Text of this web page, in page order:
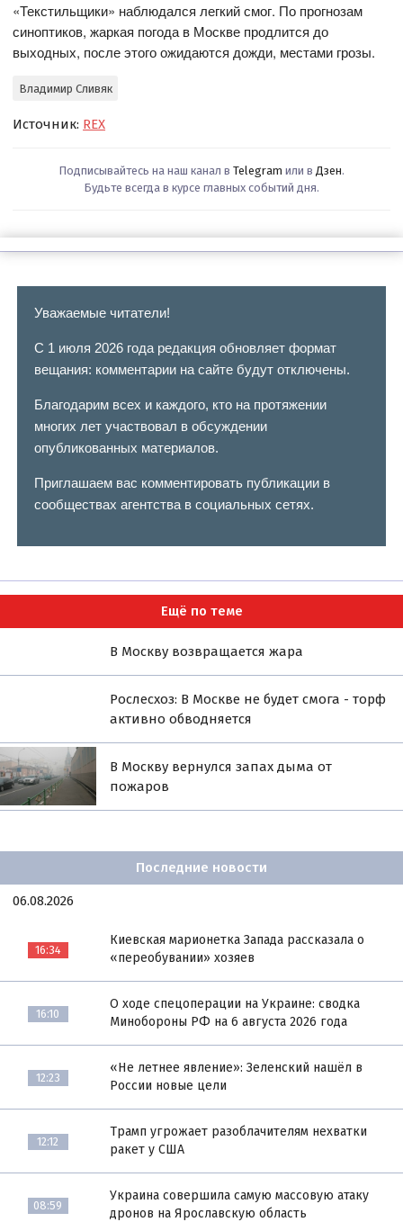
«Текстильщики» наблюдался легкий смог. По прогнозам
синоптиков, жаркая погода в Москве продлится до
выходных, после этого ожидаются дожди, местами грозы.
Владимир Сливяк
Источник: REX
Подписывайтесь на наш канал в Telegram или в Дзен.
Будьте всегда в курсе главных событий дня.
Уважаемые читатели!
С 1 июля 2026 года редакция обновляет формат
вещания: комментарии на сайте будут отключены.
Благодарим всех и каждого, кто на протяжении
многих лет участвовал в обсуждении
опубликованных материалов.
Приглашаем вас комментировать публикации в
сообществах агентства в социальных сетях.
Ещё по теме
В Москву возвращается жара
Рослесхоз: В Москве не будет смога - торф
активно обводняется
В Москву вернулся запах дыма от
пожаров
Последние новости
06.08.2026
16:34
Киевская марионетка Запада рассказала о
«переобувании» хозяев
16:10
О ходе спецоперации на Украине: сводка
Минобороны РФ на 6 августа 2026 года
12:23
«Не летнее явление»: Зеленский нашёл в
России новые цели
12:12
Трамп угрожает разоблачителям нехватки
ракет у США
08:59
Украина совершила самую массовую атаку
дронов на Ярославскую область